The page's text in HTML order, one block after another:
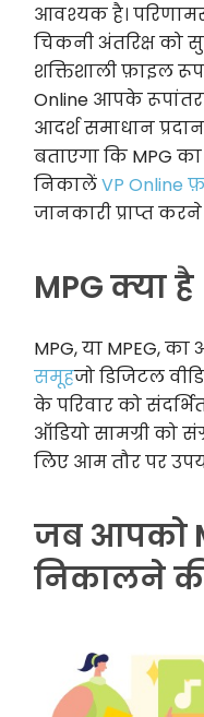
आवश्यक है।
चिकनी अंतरिक्ष को
शक्तिशाली फ़ाइल
Online आपके
आदर्श समाधान
बताएगा कि MPG
निकालेंVP Online
जानकारी प्राप्त
MPG क्या है
MPG, या MPEG, का
समूहजो डिजिटल
के परिवार को
ऑडियो सामग्री को
लिए आम तौर पर
जब आपको
निकालने